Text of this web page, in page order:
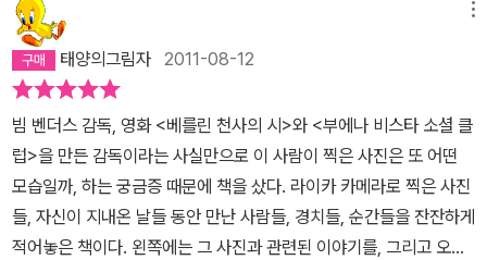
다. 1990년 두 번째 방문에서 그는 낙원이 사라졌다고 생각해 발리
사진을 단 한 장도 찍지 않았다고 했다. 난 가지도 못했는데 낙원이 그
렇게도 빨리 사라지면 😭 벤더스가 교우한 감독, 작가, 연예인들의
사진과 작업 풍경을 보는 것도 재밌다. 러시아 공항 화장실에서 오시
마 나기사 감독을 우연히 만나고, 그랜드캐년 사막에서 마틴 스콜세
지 감독을 우연히 만나는 것도 인연이어서 가능한 거겠지ㅎ10대부터
미국 대중문화에 깊이 빠졌던 벤더스는 그의 <미국인 친구>(1977)
영화를 본 코폴라 감독의 초청으로 할리우드에 가게 된다. 소설가이
시하며 혼잣말을 했다. 그날 이후 난 중세시대와 그 시대를 살았던 사
람들을 상상할 수 있게 됐다.한번은그래머시 파크 근처, 22번가와 렉
싱턴 애비뉴가 만나는 코너에서 이 젊은 여자를 만났다. 그녀는‘태양
숭배자’의 모습을 구체적으로 보여준 사람이었다.한번은덴파사르의
시장에 비가 억수같이 쏟아질 때였다. 한 소녀가 내 앞에 멈춰 서더니
마치 비의 마법에 걸린 듯 손을 내밀어 빗방울을 받기 시작했다. 잠깐
내 카메라를 응시하는 듯 했지만 날 본 것 같지는 않았다. 소녀는 마법
에 걸린 듯, 홀연히 손을 내밀어 빗방울을 받았다.한번은해리 딘 스탠
수 있는 폭이 넓기 때문에 많은 것들을 느꼈던 것이다.하지만 단지 이
국적인 풍광을 보며 생각할 거리를 얻고 싶은 독자들에게도 필요한
책이라는 생각이 든다. 여행은... 또는 인생은 이렇게 접근해야하는 건
아닐지 싶다.
태양의그림자 2011-08-12
빔 벤더스 감독, 영화 <베를린 천사의 시>와 <부에나 비스타 소셜 클
럽>을 만든 감독이라는 사실만으로 이 사람이 찍은 사진은 또 어떤
모습일까, 하는 궁금증 때문에 책을 샀다. 라이카 카메라로 찍은 사진
들, 자신이 지내온 날들 동안 만난 사람들, 경치들, 순간들을 잔잔하게
적어놓은 책이다. 왼쪽에는 그 사진과 관련된 이야기를, 그리고 오른